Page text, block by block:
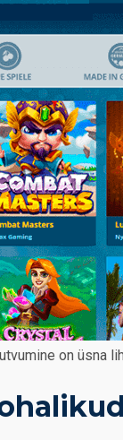
on üsna